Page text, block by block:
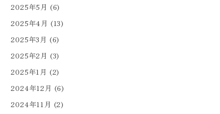
2025年5月 (6)
2025年4月 (13)
2025年3月 (6)
2025年2月 (3)
2025年1月 (2)
2024年12月 (6)
2024年11月 (2)